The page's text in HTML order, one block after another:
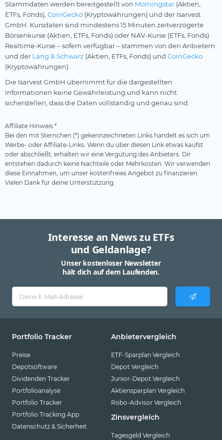
EGP
EUR
GBP
GEL
HKD
HUF
IDR
ILS
INR
ISK
JPY
PEN
PHP
RON
RUB
SGD
GENO Broker
ING
N26
S Broker
Scalable Capital
Smartbroker+
Targobank
Trade Republic
Traders Place
Trading 212
XTB
Stammdaten werden bereitgestellt von Morningstar (Aktien,
ETFs, Fonds), CoinGecko (Kryptowährungen) und der Isarvest
GmbH. Kursdaten sind mindestens 15 Minuten zeitverzögerte
Börsenkurse (Aktien, ETFs, Fonds) oder NAV-Kurse (ETFs, Fonds).
Realtime-Kurse – sofern verfügbar – stammen von den Anbietern
und der Lang & Schwarz (Aktien, ETFs, Fonds) und CoinGecko
(Kryptowährungen).
Die Isarvest GmbH übernimmt für die dargestellten
Informationen keine Gewährleistung und kann nicht
sicherstellen, dass die Daten vollständig und genau sind.
Affiliate Hinweis *
Bei den mit Sternchen (*) gekennzeichneten Links handelt es sich um
Werbe- oder Affiliate-Links. Wenn du über diesen Link etwas kaufst
oder abschließt, erhalten wir eine Vergütung des Anbieters. Dir
entstehen dadurch keine Nachteile oder Mehrkosten. Wir verwenden
diese Einnahmen, um unser kostenfreies Angebot zu finanzieren.
Vielen Dank für deine Unterstützung.
Interesse an News zu ETFs
und Geldanlage?
Unser kostenloser Newsletter
hält dich auf dem Laufenden.
Portfolio Tracker
Preise
Depotsoftware
Dividenden Tracker
Portfolioanalyse
Portfolio Tracker
Portfolio Tracking App
Datenschutz & Sicherheit
Anbietervergleich
ETF-Sparplan Vergleich
Depot Vergleich
Junior-Depot Vergleich
Aktiensparplan Vergleich
Robo-Advisor Vergleich
Zinsvergleich
Tagesgeld Vergleich